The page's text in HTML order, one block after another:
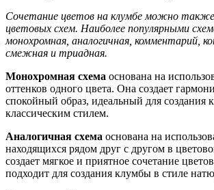
Сочетание цветов на клумбе можно также
цветовых схем. Наиболее популярными
монохромная, аналогичная, комментарий,
смежная и триадная.
Монохромная схема основана на
оттенков одного цвета. Она создает
спокойный образ, идеальный для создания
классическим стилем.
Аналогичная схема основана на
находящихся рядом друг с другом в
создает мягкое и приятное сочетание
подходит для создания клумбы в стиле